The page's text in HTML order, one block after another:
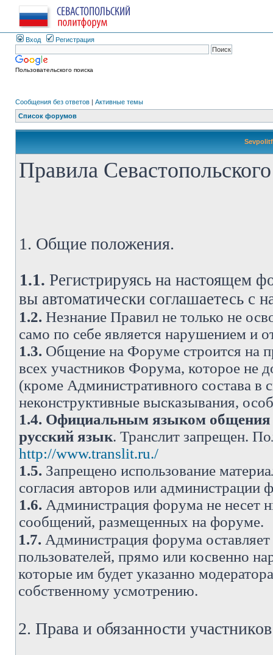
Вход Регистрация
Пользовательского поиска
Сообщения без ответов | Активные темы
Список форумов
Правила
1. Общие положения.
1.1. Регистрируясь на настоящем
вы автоматически соглашаетесь
1.2. Незнание Правил не только не
само по себе является нарушением и
1.3. Общение на Форуме строится на
всех участников Форума, которое не
(кроме Административного состава в
неконструктивные высказывания,
1.4. Официальным языком общения
русский язык. Транслит запрещен.
http://www.translit.ru./
1.5. Запрещено использование
согласия авторов или администрации
1.6. Администрация форума не несет
сообщений, размещенных на форуме.
1.7. Администрация форума
пользователей, прямо или косвенно
которые им будет указанно
собственному усмотрению.
2. Права и обязанности